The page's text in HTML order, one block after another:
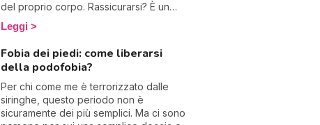
del proprio corpo. Rassicurarsi? È un
tentativo vano, perché gli attacchi di
panico non seguono la razionalità.
cervello durante questi momenti di
smarrimento, dunque bisogna agire
direttamente su queste manifestazioni
fisiche e psicologiche. Ecco 7 trucchi
efficaci (testati e approvati) per calmare
Leggi
Fobia dei piedi: come liberarsi
della podofobia?
Per chi come me è terrorizzato dalle
siringhe, questo periodo non è
sicuramente dei più semplici. Ma ci sono